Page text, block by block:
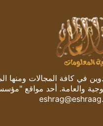
في كافة المجالات ومنها
والعامة. أحد مواقع